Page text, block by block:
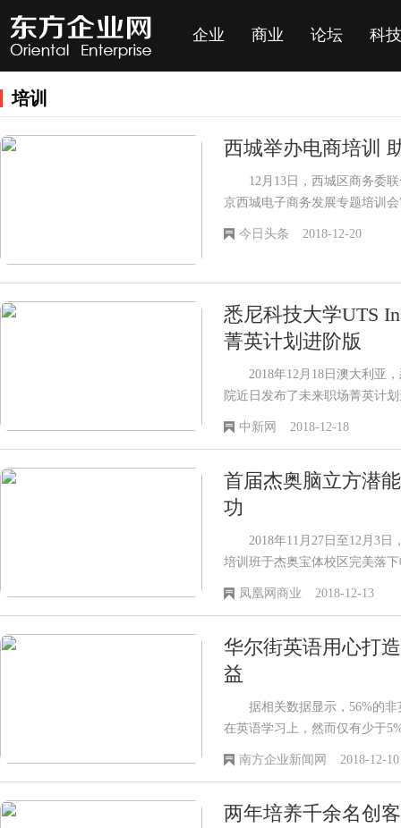
企业 商业 论坛 科技
培训
西城举办电商培训
12月13日，西城区商务委联
京西城电子商务发展专题培训
是“天降甘霖”，对以
今日头条 2018-12-20
悉尼科技大学UTS
菁英计划进阶版
2018年12月18日澳大利亚，
院近日发布了未来职场菁英计
尼科技大学UTS Insearch学院为
中新网 2018-12-18
首届杰奥脑立方潜
功
2018年11月27日至12月3日
培训班于杰奥宝体校区完美落
地的幼教、行业机构管理人
凤凰网商业 2018-12-13
华尔街英语用心打
益
据相关数据显示，56%的非
在英语学习上，然而仅有少于
流。大多数人的英语学习都止
南方企业新闻网 2018-12-10
两年培养千余名创